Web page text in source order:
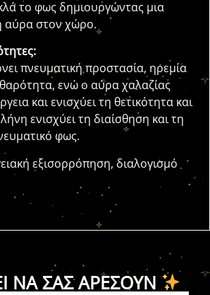
το φως δημιουργώντας μια
αύρα στον χώρο.
πνευματική προστασία, ηρεμία
ενώ ο αύρα χαλαζίας
και ενισχύει τη θετικότητα και
ενισχύει τη διαίσθηση και τη
φως.
εξισορρόπηση, διαλογισμό
ΝΑ ΣΑΣ ΑΡΈΣΟΥΝ